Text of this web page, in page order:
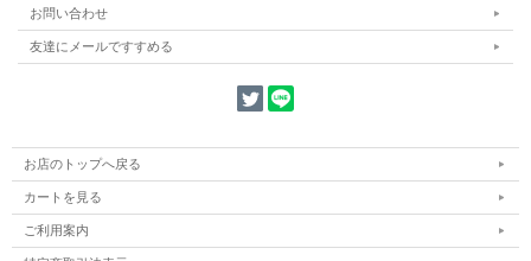
お問い合わせ
友達にメールですすめる
お店のトップへ戻る
カートを見る
ご利用案内